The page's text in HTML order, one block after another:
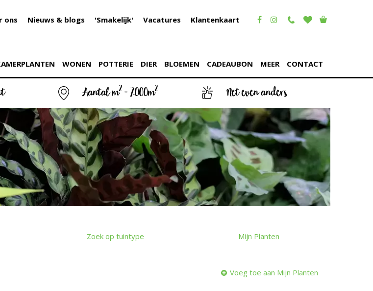
Aantal m2= 7.000m2 Net even anders
ons Nieuws & blogs 'Smakelijk' Vacatures Klantenkaart
WONEN POTTERIE DIER BLOEMEN CADEAUBON MEER CONTACT
Zoek op tuintype Mijn Planten
Voeg toe aan Mijn Planten